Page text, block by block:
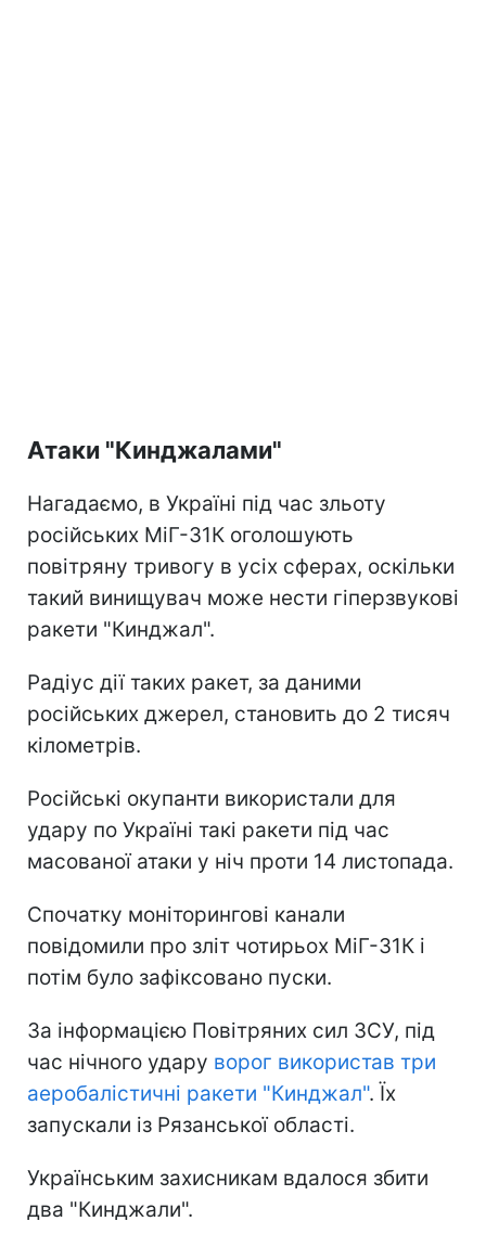
Атаки "Кинджалами"
Нагадаємо, в Україні під час зльоту
російських МіГ-31К оголошують
повітряну тривогу в усіх сферах, оскільки
такий винищувач може нести гіперзвукові
ракети "Кинджал".
Радіус дії таких ракет, за даними
російських джерел, становить до 2 тисяч
кілометрів.
Російські окупанти використали для
удару по Україні такі ракети під час
масованої атаки у ніч проти 14 листопада.
Спочатку моніторингові канали
повідомили про зліт чотирьох МіГ-31К і
потім було зафіксовано пуски.
За інформацією Повітряних сил ЗСУ, під
час нічного удару ворог використав три
аеробалістичні ракети "Кинджал". Їх
запускали із Рязанської області.
Українським захисникам вдалося збити
два "Кинджали".